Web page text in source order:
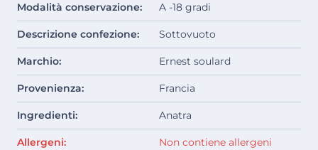
Modalità conservazione: A -18 gradi
Descrizione confezione: Sottovuoto
Marchio: Ernest soulard
Provenienza: Francia
Ingredienti: Anatra
Allergeni: Non contiene allergeni